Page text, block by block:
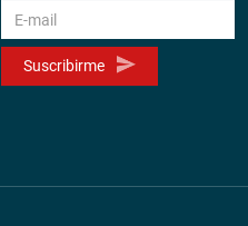
Suscribirme